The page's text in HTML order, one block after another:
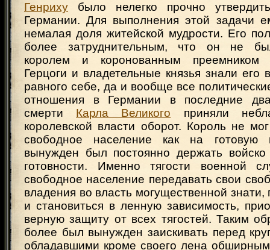
Генриху было нелегко прочно
Германии. Для выполнения этой задачи
немалая доля житейской мудрости. Его
более затруднительным, что он не
королем и коронованным преемником
Герцоги и владетельные князья знали его
равного себе, да и вообще все
отношения в Германии в последние
смерти Карла Великого приняли
королевской власти оборот. Король не
свободное население как на
вынужден был постоянно держать
готовности. Именно тягости военной
свободное население передавать свои
владения во власть могущественной знати,
и становиться в ленную зависимость,
верную защиту от всех тягостей. Таким
более был вынужден заискивать перед
обладавшими кроме своего лена